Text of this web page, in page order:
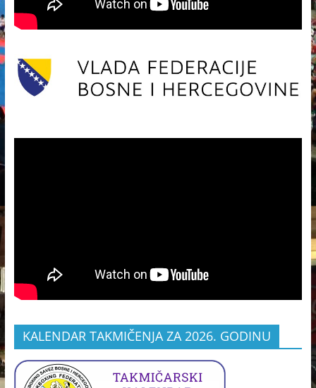
KALENDAR TAKMIČENJA ZA 2026. GODINU